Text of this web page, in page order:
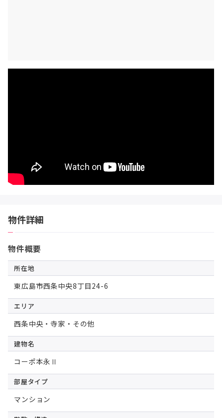
物件詳細
物件概要
所在地
東広島市西条中央8丁目24-6
エリア
西条中央・寺家・その他
建物名
コーポ本永Ⅱ
部屋タイプ
マンション